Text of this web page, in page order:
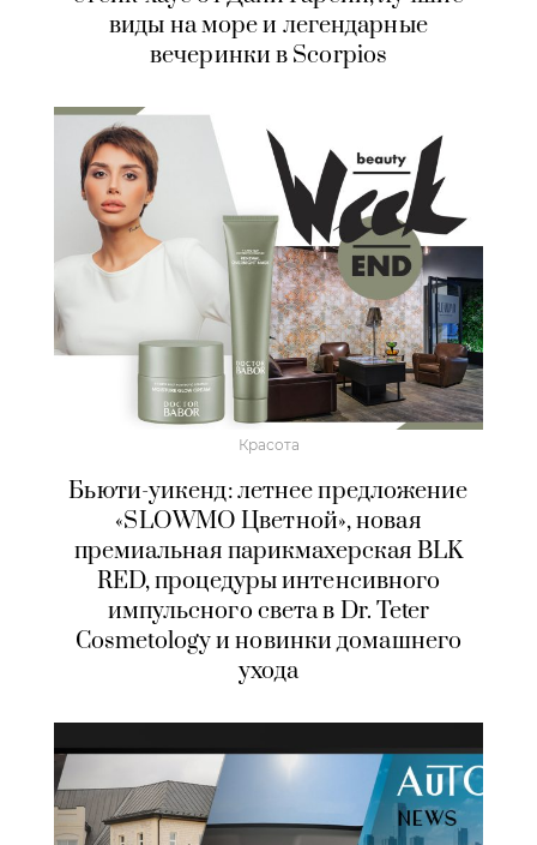
виды на море и легендарные
вечеринки в Scorpios
Красота
Бьюти-уикенд: летнее предложение
«SLOWMO Цветной», новая
премиальная парикмахерская BLK
RED, процедуры интенсивного
импульсного света в Dr. Teter
Cosmetology и новинки домашнего
ухода